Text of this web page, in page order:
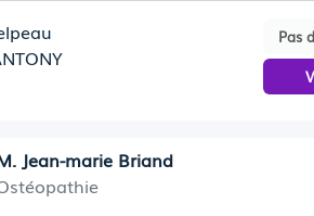
Pas
Jean-marie Briand